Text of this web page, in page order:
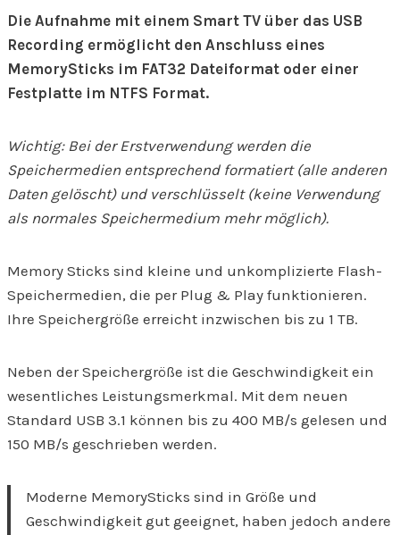
Die Aufnahme mit einem Smart TV über das USB
Recording ermöglicht den Anschluss eines
MemorySticks im FAT32 Dateiformat oder einer
Festplatte im NTFS Format.
Wichtig: Bei der Erstverwendung werden die
Speichermedien entsprechend formatiert (alle anderen
Daten gelöscht) und verschlüsselt (keine Verwendung
als normales Speichermedium mehr möglich).
Memory Sticks sind kleine und unkomplizierte Flash-
Speichermedien, die per Plug & Play funktionieren.
Ihre Speichergröße erreicht inzwischen bis zu 1 TB.
Neben der Speichergröße ist die Geschwindigkeit ein
wesentliches Leistungsmerkmal. Mit dem neuen
Standard USB 3.1 können bis zu 400 MB/s gelesen und
150 MB/s geschrieben werden.
Moderne MemorySticks sind in Größe und
Geschwindigkeit gut geeignet, haben jedoch andere